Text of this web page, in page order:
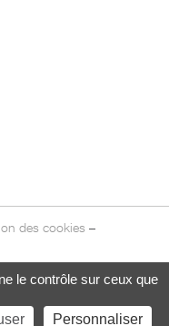
des cookies –
le contrôle sur ceux que
Personnaliser